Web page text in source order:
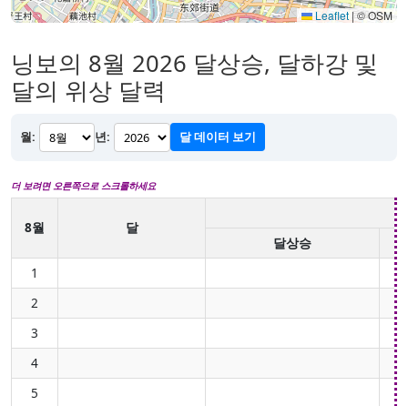
Leaflet |© OSM
닝보의 8월 2026 달상승, 달하강 및
달의 위상 달력
월: 년: 달 데이터 보기
더 보려면 오른쪽으로 스크롤하세요
8월
달
달상승
1
2
3
4
5